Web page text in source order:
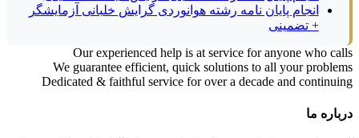
انجام پایان نامه رشته هوانوردی گرایش خلبانی آزمایشگر
+ تضمینی
Our experienced help is at service for anyone who calls
We guarantee efficient, quick solutions to all your problems
Dedicated & faithful service for over a decade and continuing
درباره ما